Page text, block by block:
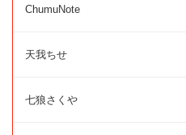
ChumuNote
天我ちせ
七狼さくや